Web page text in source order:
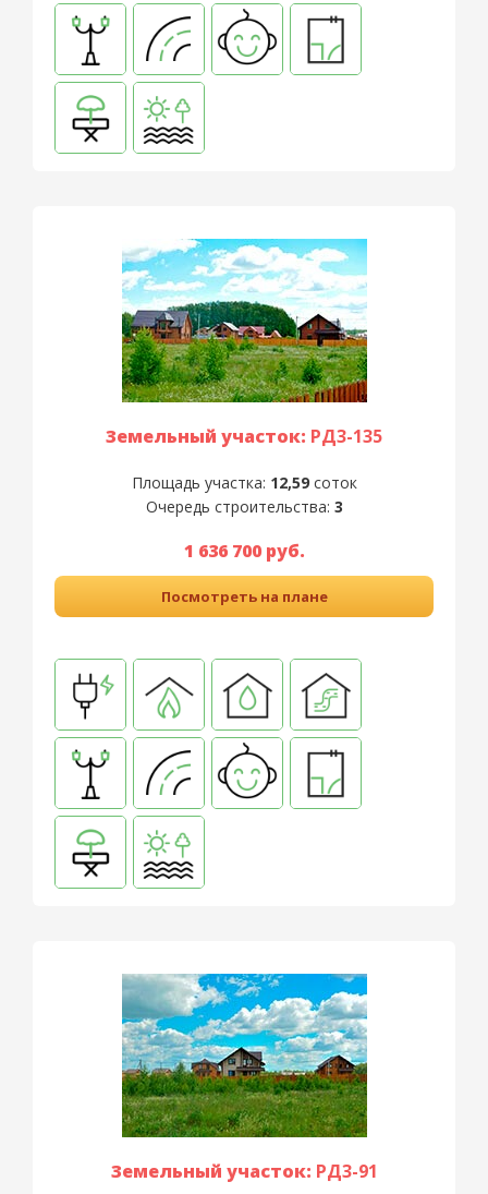
Земельный участок: РД3-135
Площадь участка: 12,59соток
Очередь строительства: 3
1 636 700 руб.
Посмотреть на плане
Земельный участок: РД3-91